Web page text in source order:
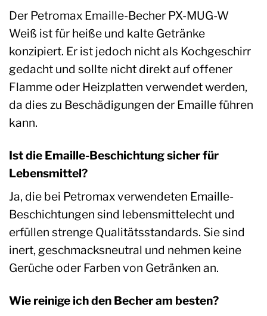
Der Petromax Emaille-Becher PX-MUG-W
Weiß ist für heiße und kalte Getränke
konzipiert. Er ist jedoch nicht als Kochgeschirr
gedacht und sollte nicht direkt auf offener
Flamme oder Heizplatten verwendet werden,
da dies zu Beschädigungen der Emaille führen
kann.
Ist die Emaille-Beschichtung sicher für
Lebensmittel?
Ja, die bei Petromax verwendeten Emaille-
Beschichtungen sind lebensmittelecht und
erfüllen strenge Qualitätsstandards. Sie sind
inert, geschmacksneutral und nehmen keine
Gerüche oder Farben von Getränken an.
Wie reinige ich den Becher am besten?